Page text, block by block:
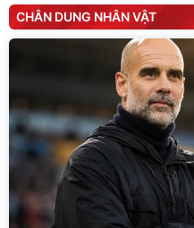
CHÂN DUNG NHÂN VẬT